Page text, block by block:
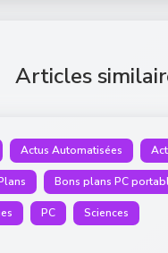
Articles
Actus Automatisées
Bons plans PC
PC Sciences